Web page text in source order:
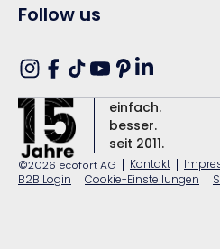
Follow us
Instagram
Facebook
TikTokYouTube
Pinterest
Translation
missing:
einfach.
besser.
seit 2011.
©2026 ecofort AG | Kontakt |
B2B Login | Cookie-Einstellungen |